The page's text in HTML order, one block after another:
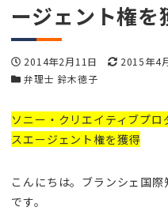
ージェント権を
投稿日
2014年2月11日 更新日
2015年4
カテゴリー
弁理士 鈴木徳子
ソニー・クリエイティブプ
スエージェント権を獲得
こんにちは。ブランシェ国
です。